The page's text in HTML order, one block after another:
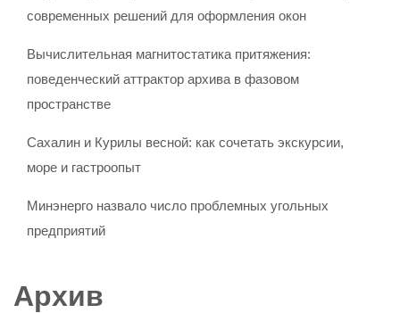
современных решений для оформления окон
Вычислительная магнитостатика притяжения:
поведенческий аттрактор архива в фазовом
пространстве
Сахалин и Курилы весной: как сочетать экскурсии,
море и гастроопыт
Минэнерго назвало число проблемных угольных
предприятий
Архив